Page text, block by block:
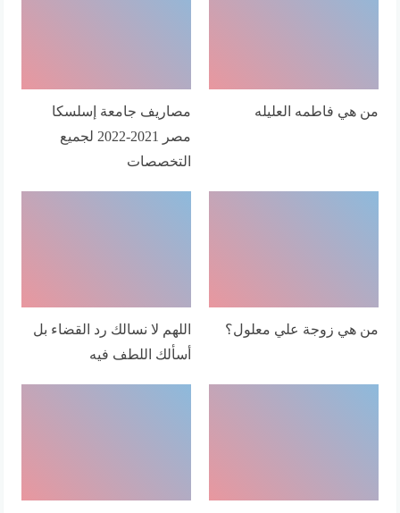
من هي فاطمه العليله
مصاريف جامعة إسلسكا
مصر 2021-2022 لجميع
التخصصات
من هي زوجة علي معلول؟
اللهم لا نسالك رد القضاء بل
أسألك اللطف فيه